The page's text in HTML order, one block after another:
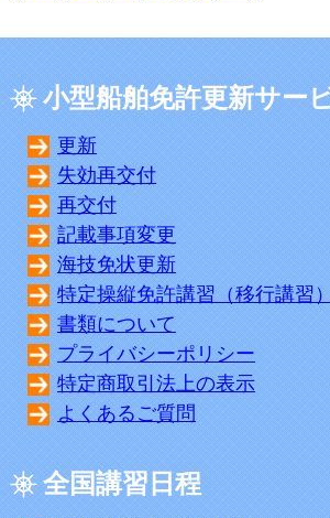
小型船舶免許更新サー
更新
失効再交付
再交付
記載事項変更
海技免状更新
特定操縦免許講習（移行講習）
書類について
プライバシーポリシー
特定商取引法上の表示
よくあるご質問
全国講習日程